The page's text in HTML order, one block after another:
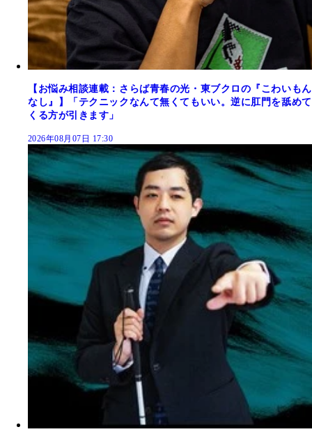
【お悩み相談連載：さらば青春の光・東ブクロの『こわいもん
なし』】「テクニックなんて無くてもいい。逆に肛門を舐めて
くる方が引きます」
2026年08月07日 17:30